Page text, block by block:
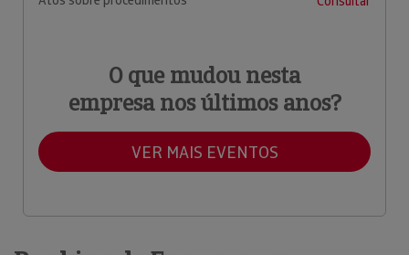
O que mudou nesta
empresa nos últimos anos?
VER MAIS EVENTOS